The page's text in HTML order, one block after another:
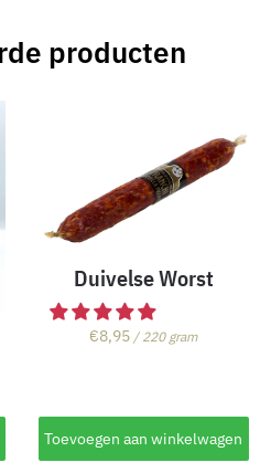
producten
Duivelse Worst
€8,95 / 220 gram
Toevoegen aan winkelwagen